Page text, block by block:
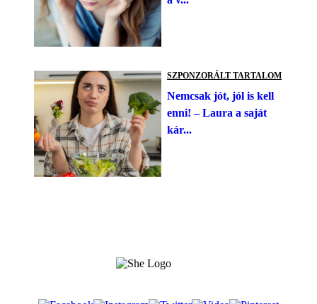
SZPONZORÁLT TARTALOM
Nemcsak jót, jól is kell
enni! – Laura a saját
kár...